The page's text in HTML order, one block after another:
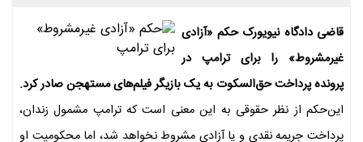
قاضی دادگاه نیویورک حکم «آزادی
غیرمشروط» را برای ترامپ در
پرونده پرداخت حق‌السکوت به یک بازیگر فیلم‌های مستهجن صادر کرد.
این‌حکم از نظر حقوقی به این معنی است که ترامپ مشمول زندان،
پرداخت جریمه نقدی و یا آزادی مشروط نخواهد شد، اما محکومیت او